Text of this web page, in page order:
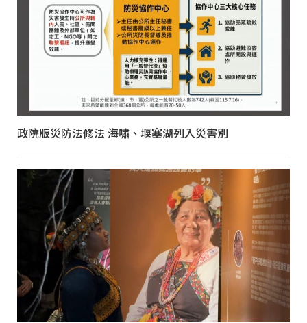
政院版災防法修法 海嘯、堰塞湖列入災害別